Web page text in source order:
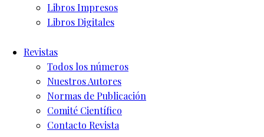
Libros Impresos
Libros Digitales
Revistas
Todos los números
Nuestros Autores
Normas de Publicación
Comité Científico
Contacto Revista